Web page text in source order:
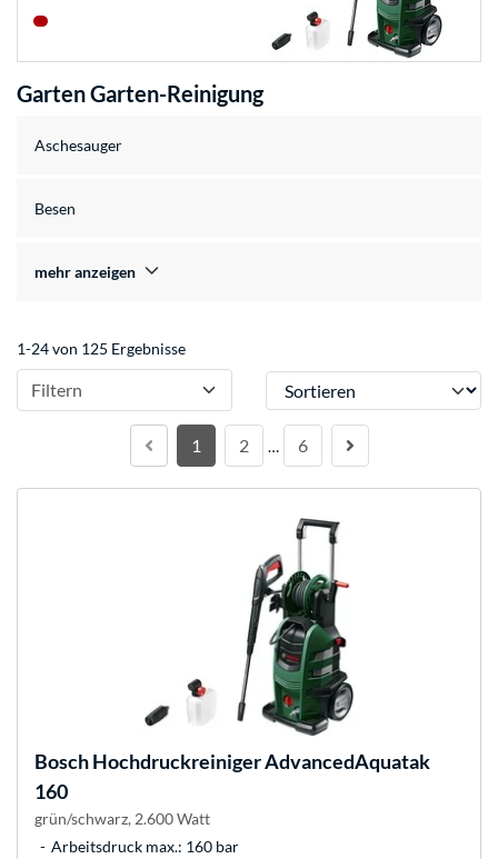
Garten Garten-Reinigung
Aschesauger
Besen
mehr anzeigen
1-24 von 125 Ergebnisse
Filtern Sortieren
1 2 … 6
BoschHochdruckreiniger AdvancedAquatak
160
grün/schwarz, 2.600 Watt
Arbeitsdruck max.: 160 bar